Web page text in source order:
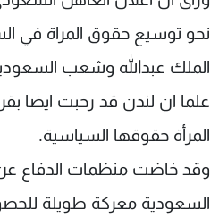
نحو توسيع حقوق المراة في
الملك عبدالله وشعب
علما ان لندن قد رحبت ايضا
المرأة حقوقها السياسية.
وقد خاضت منظمات الدفاع
السعودية معركة طويلة